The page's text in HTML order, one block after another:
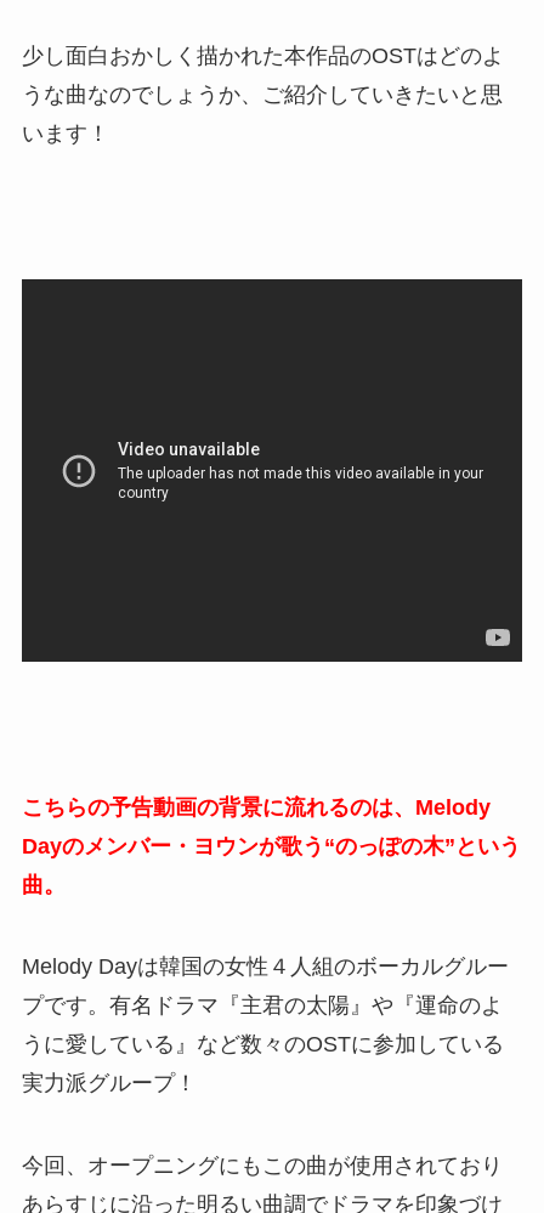
少し面白おかしく描かれた本作品のOSTはどのよ
うな曲なのでしょうか、ご紹介していきたいと思
います！
こちらの予告動画の背景に流れるのは、Melody
Dayのメンバー・ヨウンが歌う“のっぽの木”という
曲。
Melody Dayは韓国の女性４人組のボーカルグルー
プです。有名ドラマ『主君の太陽』や『運命のよ
うに愛している』など数々のOSTに参加している
実力派グループ！
今回、オープニングにもこの曲が使用されており
あらすじに沿った明るい曲調でドラマを印象づけ